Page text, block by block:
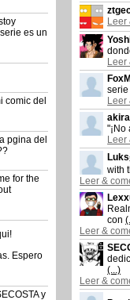
es un
comic del
pgina del
for the
Espero
y
Leer
Leer
Leer
Leer
with
Leer &
con
Leer &
(...)
Leer &